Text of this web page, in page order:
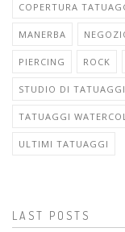
COPERTURA
MANERBA
PIERCING ROCK
STUDIO DI
TATUAGGI
ULTIMI TATUAGGI
LAST POSTS